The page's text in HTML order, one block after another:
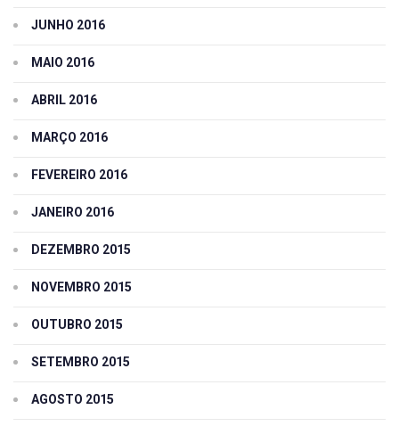
JUNHO 2016
MAIO 2016
ABRIL 2016
MARÇO 2016
FEVEREIRO 2016
JANEIRO 2016
DEZEMBRO 2015
NOVEMBRO 2015
OUTUBRO 2015
SETEMBRO 2015
AGOSTO 2015